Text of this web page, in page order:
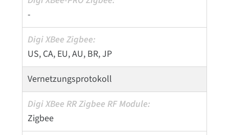
-
US, CA, EU, AU, BR, JP
Vernetzungsprotokoll
Zigbee